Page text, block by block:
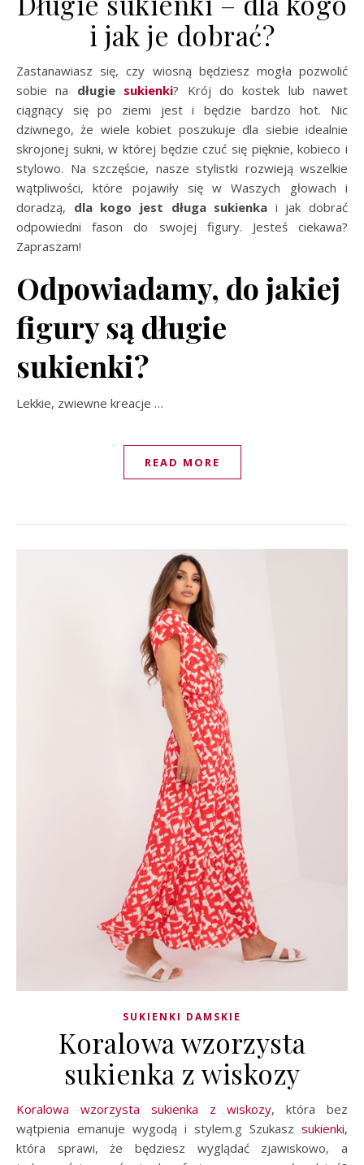
i jak je dobrać?
Zastanawiasz się, czy wiosną będziesz mogła pozwolić
sobie na długie sukienki? Krój do kostek lub nawet
ciągnący się po ziemi jest i będzie bardzo hot. Nic
dziwnego, że wiele kobiet poszukuje dla siebie idealnie
skrojonej sukni, w której będzie czuć się pięknie, kobieco i
stylowo. Na szczęście, nasze stylistki rozwieją wszelkie
wątpliwości, które pojawiły się w Waszych głowach i
doradzą, dla kogo jest długa sukienka i jak dobrać
odpowiedni fason do swojej figury. Jesteś ciekawa?
Zapraszam!
Odpowiadamy, do jakiej
figury są długie
sukienki?
Lekkie, zwiewne kreacje …
READ MORE
SUKIENKI DAMSKIE
Koralowa wzorzysta
sukienka z wiskozy
Koralowa wzorzysta sukienka z wiskozy, która bez
wątpienia emanuje wygodą i stylem.g Szukasz sukienki,
która sprawi, że będziesz wyglądać zjawiskowo, a